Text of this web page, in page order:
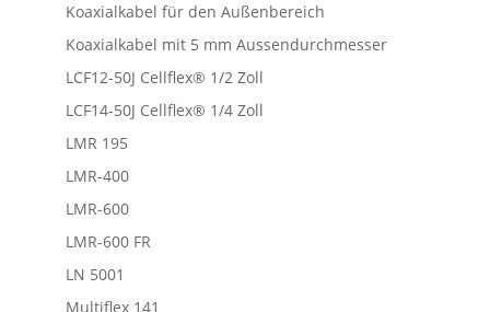
Koaxialkabel für den Außenbereich
Koaxialkabel mit 5 mm Aussendurchmesser
LCF12-50J Cellflex® 1/2 Zoll
LCF14-50J Cellflex® 1/4 Zoll
LMR 195
LMR-400
LMR-600
LMR-600 FR
LN 5001
Multiflex 141